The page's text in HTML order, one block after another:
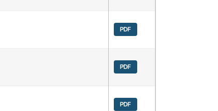
PDF
PDF
PDF